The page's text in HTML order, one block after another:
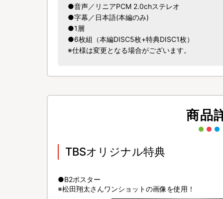
●音声／リニアPCM 2.0chステレオ
●字幕／日本語(本編のみ)
●1層
●6枚組（本編DISC5枚+特典DISC1枚）
※仕様は変更となる場合がございます。
商品
TBSオリジナル特典
●B2ポスター
※松田翔太さんワンショットの画像を使用！